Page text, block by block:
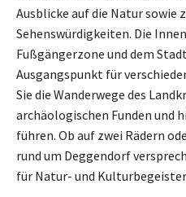
Ausblicke auf die Natur sowie
Sehenswürdigkeiten. Die
Fußgängerzone und dem
Ausgangspunkt für
Sie die Wanderwege des
archäologischen Funden und
führen. Ob auf zwei Rädern
rund um Deggendorf
für Natur- und